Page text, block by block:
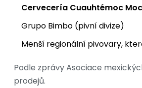
Cervecería Cuauhtémoc
Grupo Bimbo (pivní divize)
Menší regionální pivovary,
Podle zprávy Asociace
prodejů.